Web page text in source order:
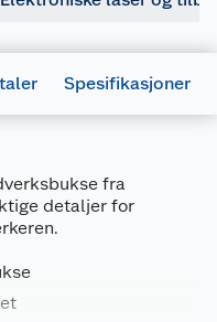
Spesifikasjoner
fra
detaljer for
7070569321291